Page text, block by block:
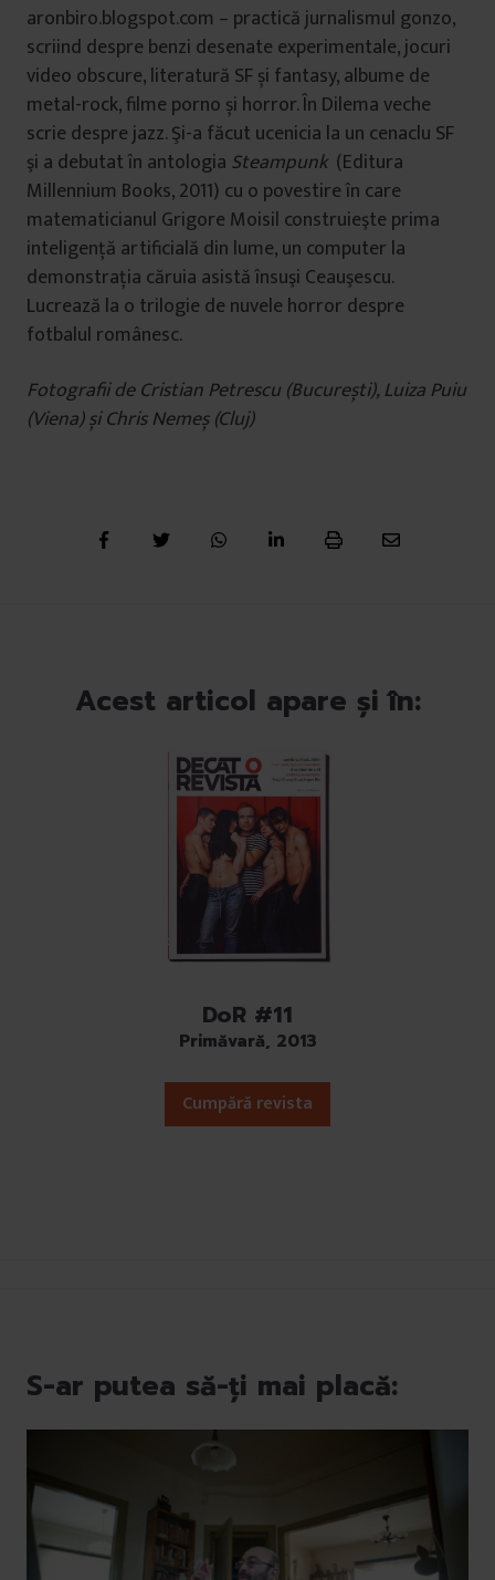
aronbiro.blogspot.com – practică jurnalismul gonzo,
scriind despre benzi desenate experimentale, jocuri
video obscure, literatură SF și fantasy, albume de
metal-rock, filme porno și horror. În Dilema veche
scrie despre jazz. Şi-a făcut ucenicia la un cenaclu SF
şi a debutat în antologia Steampunk(Editura
Millennium Books, 2011) cu o povestire în care
matematicianul Grigore Moisil construieşte prima
inteligenţă artificială din lume, un computer la
demonstraţia căruia asistă însuşi Ceauşescu.
Lucrează la o trilogie de nuvele horror despre
fotbalul românesc.
Fotografii de Cristian Petrescu (București), Luiza Puiu
(Viena) și Chris Nemeș (Cluj)
Acest articol apare și în:
DoR #11
Primăvară, 2013
Cumpără revista
S-ar putea să-ți mai placă: